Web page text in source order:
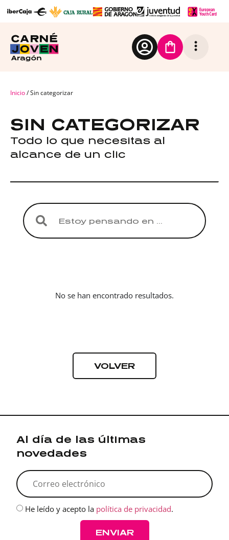
Inicio/ Sin categorizar
SIN CATEGORIZAR
Todo lo que necesitas al
alcance de un clic
No se han encontrado resultados.
VOLVER
Al día de las últimas
novedades
He leído y acepto la política de privacidad.
ENVIAR